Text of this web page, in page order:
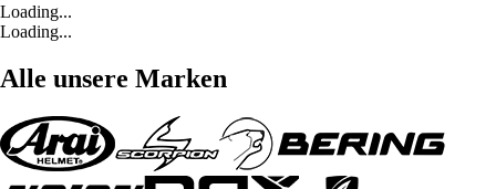
Loading...
Loading...
Alle unsere Marken